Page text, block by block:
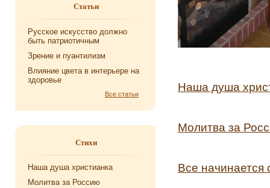
Статьи
Русское искусство должно
быть патриотичным
Зрение и пуантилизм
Влияние цвета в интерьере на
здоровье
Все статьи
Стихи
Наша душа хри­сти­ан­ка
Мо­лит­ва за Рос­сию
Наша душа
Молитва за
Все начинается